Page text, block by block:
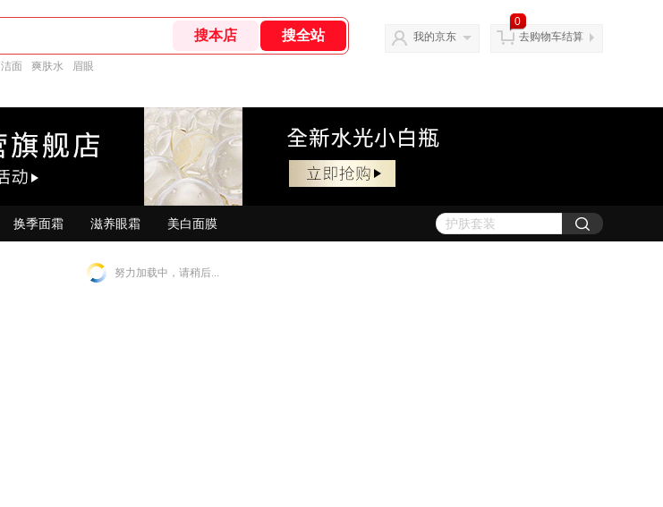
洁面 爽肤水 眉眼
我的京东
0
去购物车结算
换季面霜 滋养眼霜 美白面膜
努力加载中，请稍后...